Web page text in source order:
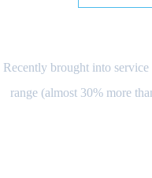
Recently brought into
range (almost 30% more